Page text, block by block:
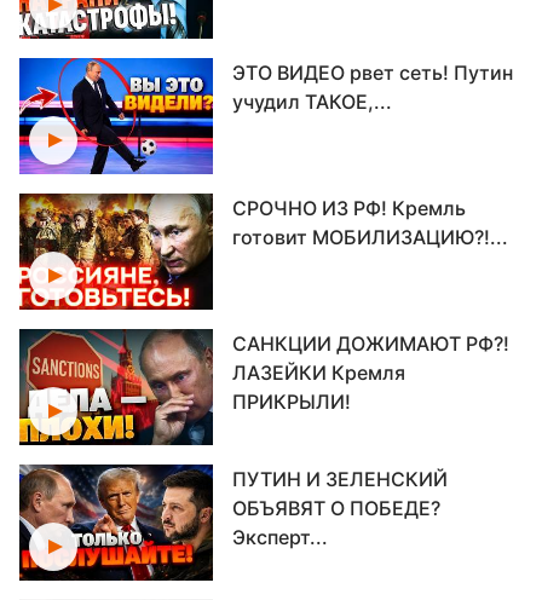
ЭТО ВИДЕО рвет сеть! Путин
учудил ТАКОЕ,...
СРОЧНО ИЗ РФ! Кремль
готовит МОБИЛИЗАЦИЮ?!...
САНКЦИИ ДОЖИМАЮТ РФ?!
ЛАЗЕЙКИ Кремля
ПРИКРЫЛИ!
ПУТИН И ЗЕЛЕНСКИЙ
ОБЪЯВЯТ О ПОБЕДЕ?
Эксперт...